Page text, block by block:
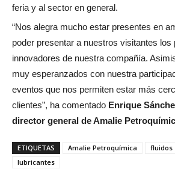
feria y al sector en general.
“Nos alegra mucho estar presentes en
poder presentar a nuestros visitantes los
innovadores de nuestra compañía.
muy esperanzados con nuestra
eventos que nos permiten estar más
clientes”, ha comentado Enrique
director general de Amalie
ETIQUETAS Amalie Petroquímica fluidos
lubricantes